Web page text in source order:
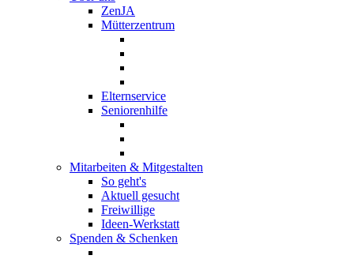
ZenJA
Mütterzentrum
Elternservice
Seniorenhilfe
Mitarbeiten & Mitgestalten
So geht's
Aktuell gesucht
Freiwillige
Ideen-Werkstatt
Spenden & Schenken